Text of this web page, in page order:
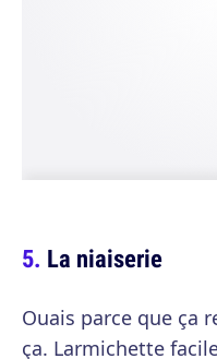
La niaiserie
Ouais parce que ça
ça. Larmichette